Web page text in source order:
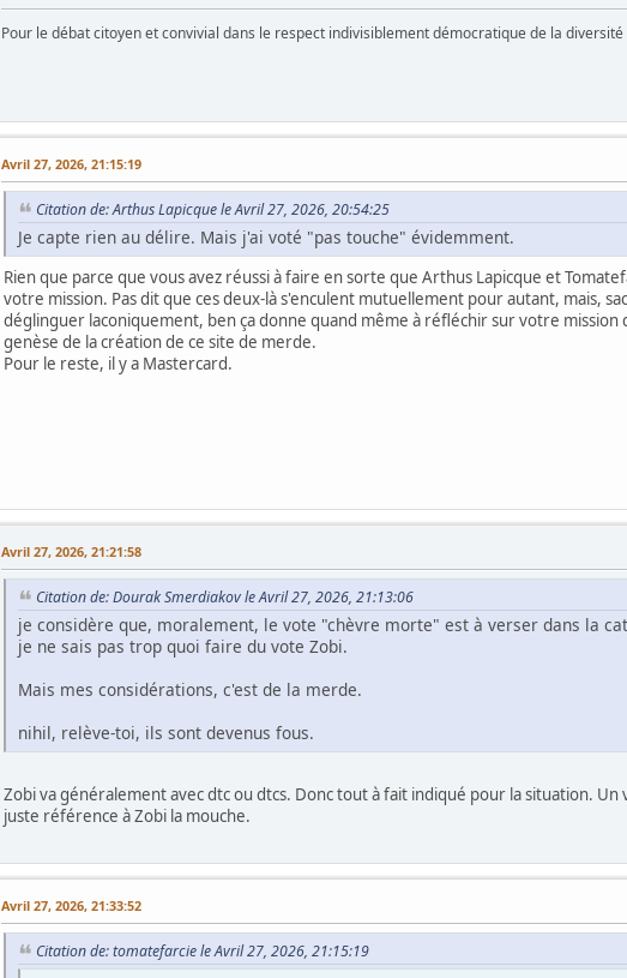
Pour le débat citoyen et convivial dans le respect indivisiblement démocratique de la
Avril 27, 2026, 21:15:19
Citation de: Arthus Lapicque le Avril 27, 2026, 20:54:25
Je capte rien au délire. Mais j'ai voté "pas touche" évidemment.
Rien que parce que vous avez réussi à faire en sorte que Arthus Lapicque et
votre mission. Pas dit que ces deux-là s'enculent mutuellement pour autant, mais,
déglinguer laconiquement, ben ça donne quand même à réfléchir sur votre
genèse de la création de ce site de merde.
Pour le reste, il y a Mastercard.
Avril 27, 2026, 21:21:58
Citation de: Dourak Smerdiakov le Avril 27, 2026, 21:13:06
je considère que, moralement, le vote "chèvre morte" est à verser dans la
je ne sais pas trop quoi faire du vote Zobi.
Mais mes considérations, c'est de la merde.
nihil, relève-toi, ils sont devenus fous.
Zobi va généralement avec dtc ou dtcs. Donc tout à fait indiqué pour la situation.
juste référence à Zobi la mouche.
Avril 27, 2026, 21:33:52
Citation de: tomatefarcie le Avril 27, 2026, 21:15:19